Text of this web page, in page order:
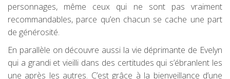
personnages, même ceux qui ne sont pas vraiment
recommandables, parce qu’en chacun se cache une part
de générosité.
En parallèle on découvre aussi la vie déprimante de Evelyn
qui a grandi et vieilli dans des certitudes qui s’ébranlent les
une après les autres. C’est grâce à la bienveillance d’une